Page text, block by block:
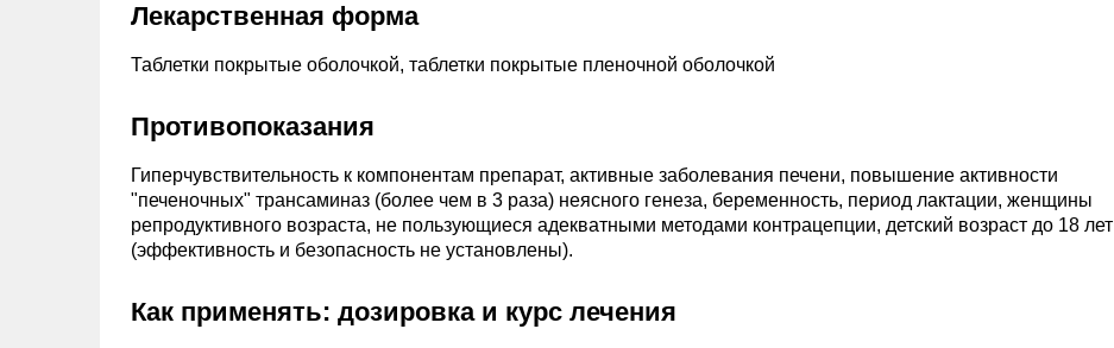
Лекарственная форма
Таблетки покрытые оболочкой, таблетки покрытые пленочной оболочкой
Противопоказания
Гиперчувствительность к компонентам препарат, активные заболевания печени, повышение активности
"печеночных" трансаминаз (более чем в 3 раза) неясного генеза, беременность, период лактации, женщины
репродуктивного возраста, не пользующиеся адекватными методами контрацепции, детский возраст до 18 лет
(эффективность и безопасность не установлены).
Как применять: дозировка и курс лечения